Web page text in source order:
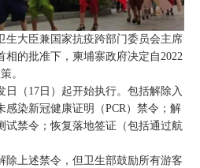
生大臣兼国家抗疫跨部门委员会主席
相的批准下，柬埔寨政府决定自2022
。
（17日）起开始执行。包括解除入
感染新冠健康证明（PCR）禁令；解
试禁令；恢复落地签证（包括通过航
除上述禁令，但卫生部鼓励所有游客